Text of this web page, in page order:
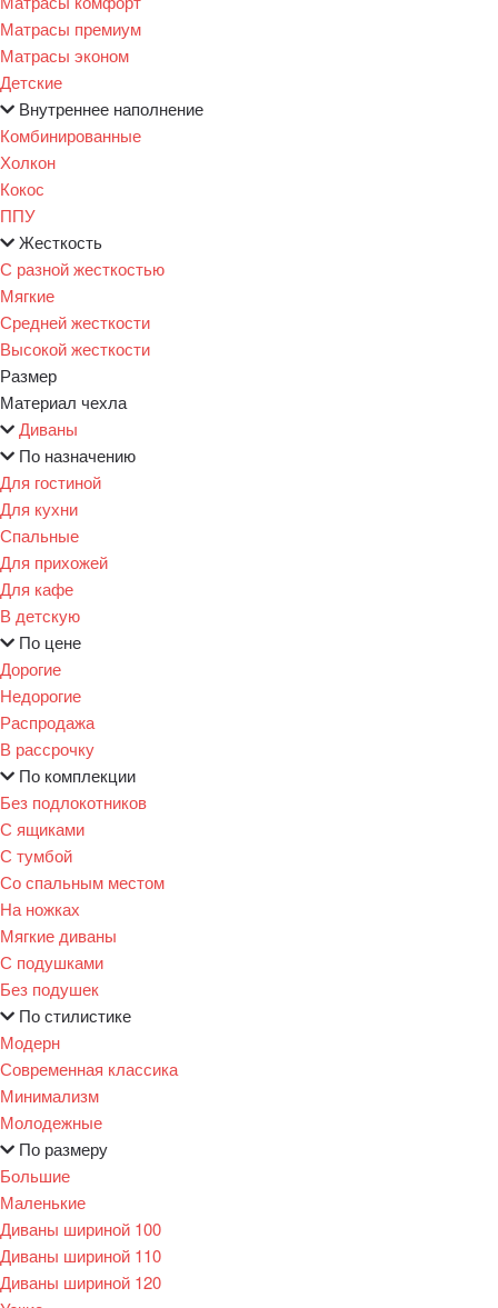
Матрасы премиум
Матрасы эконом
Детские
Внутреннее наполнение
Комбинированные
Холкон
Кокос
ППУ
Жесткость
С разной жесткостью
Мягкие
Средней жесткости
Высокой жесткости
Размер
Материал чехла
Диваны
По назначению
Для гостиной
Для кухни
Спальные
Для прихожей
Для кафе
В детскую
По цене
Дорогие
Недорогие
Распродажа
В рассрочку
По комплекции
Без подлокотников
С ящиками
С тумбой
Со спальным местом
На ножках
Мягкие диваны
С подушками
Без подушек
По стилистике
Модерн
Современная классика
Минимализм
Молодежные
По размеру
Большие
Маленькие
Диваны шириной 100
Диваны шириной 110
Диваны шириной 120